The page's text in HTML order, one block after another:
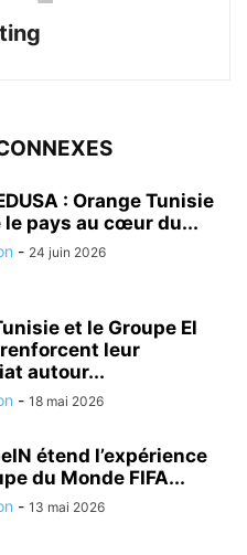
: Orange Tunisie
le pays au cœur du...
- 24 juin 2026
et le Groupe El
leur
autour...
- 18 mai 2026
étend l’expérience
du Monde FIFA...
- 13 mai 2026